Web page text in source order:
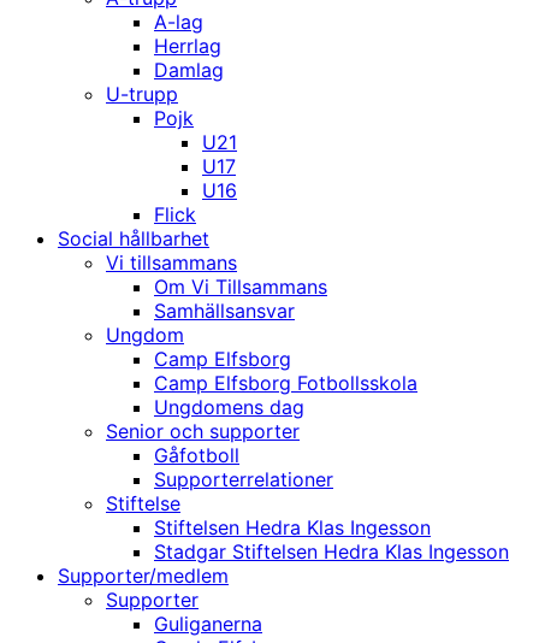
A-lag
Herrlag
Damlag
U-trupp
Pojk
U21
U17
U16
Flick
Social hållbarhet
Vi tillsammans
Om Vi Tillsammans
Samhällsansvar
Ungdom
Camp Elfsborg
Camp Elfsborg Fotbollsskola
Ungdomens dag
Senior och supporter
Gåfotboll
Supporterrelationer
Stiftelse
Stiftelsen Hedra Klas Ingesson
Stadgar Stiftelsen Hedra Klas Ingesson
Supporter/medlem
Supporter
Guliganerna